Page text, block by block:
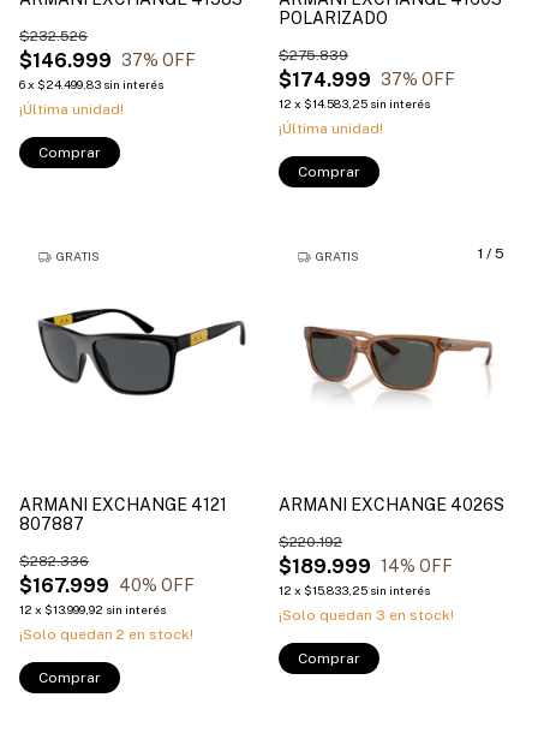
$146.999
$232.526
37% OFF
6x $24.499,83 sin interés
¡Última unidad!
Comprar
POLARIZADO
$174.999
$275.839
37% OFF
12 x $14.583,25 sin interés
¡Última unidad!
Comprar
GRATIS
ARMANI EXCHANGE 4121
807887
$167.999
$282.336
40% OFF
12 x $13.999,92 sin interés
¡Solo quedan 2 en stock!
Comprar
1 / 5
GRATIS
ARMANI EXCHANGE 4026S
$189.999
$220.192
14% OFF
12 x $15.833,25 sin interés
¡Solo quedan 3 en stock!
Comprar